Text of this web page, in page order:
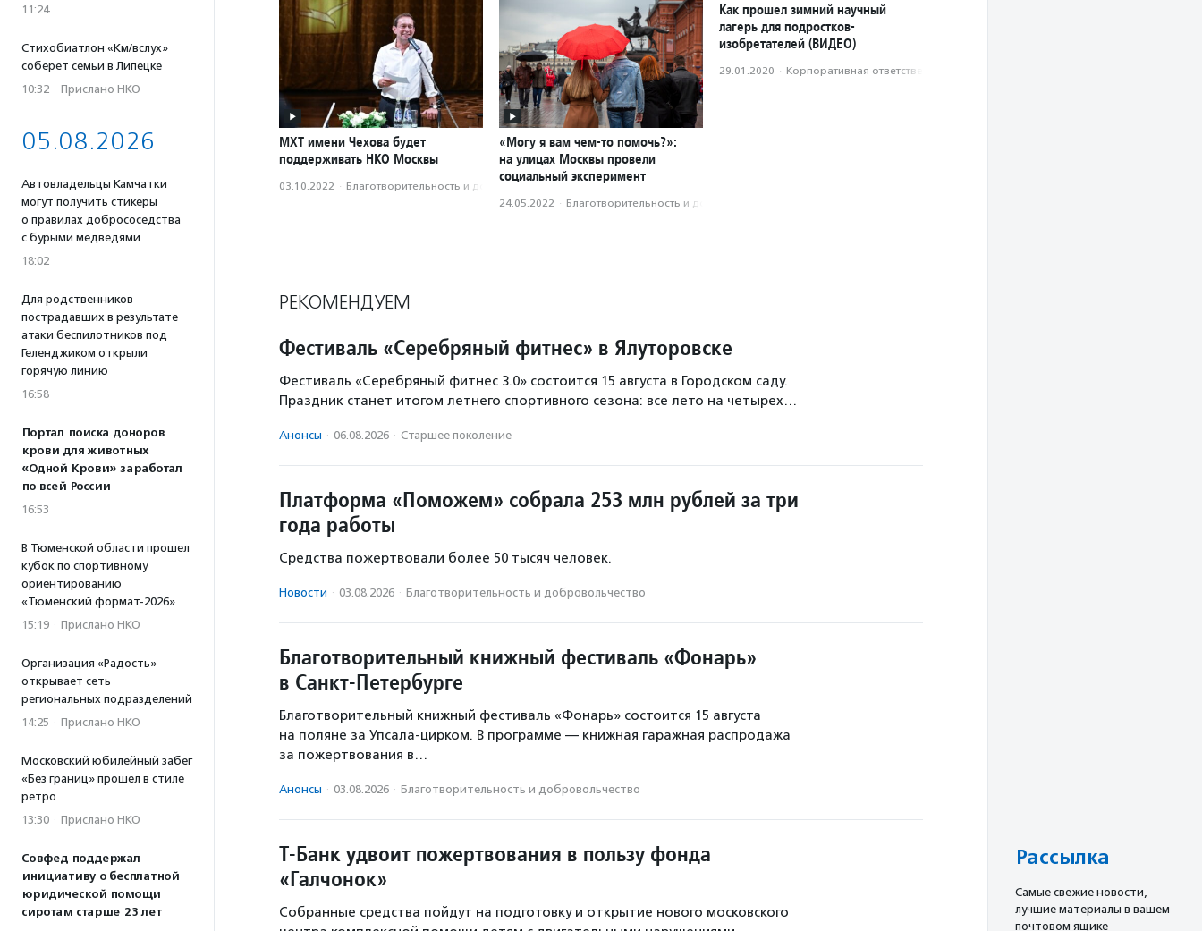
11:24
Стихобиатлон «Км/вслух»
соберет семьи в Липецке
10:32 · Прислано НКО
05.08.2026
Автовладельцы Камчатки
могут получить стикеры
о правилах добрососедства
с бурыми медведями
18:02
Для родственников
пострадавших в результате
атаки беспилотников под
Геленджиком открыли
горячую линию
16:58
Портал поиска доноров
крови для животных
«Одной Крови» заработал
по всей России
16:53
В Тюменской области прошел
кубок по спортивному
ориентированию
«Тюменский формат-2026»
15:19 · Прислано НКО
Организация «Радость»
открывает сеть
региональных подразделений
14:25 · Прислано НКО
Московский юбилейный забег
«Без границ» прошел в стиле
ретро
13:30 · Прислано НКО
Совфед поддержал
инициативу о бесплатной
юридической помощи
сиротам старше 23 лет
МХТ имени Чехова будет
поддерживать НКО Москвы
03.10.2022 · Благотвори­тель­ность и доброволь­чест­во
«Могу я вам чем-то помочь?»:
на улицах Москвы провели
социальный эксперимент
24.05.2022 · Благотвори­тель­ность и доброволь­чест­во
Как прошел зимний научный
лагерь для подростков-
изобретателей (ВИДЕО)
29.01.2020 · Корпоративная ответственность
РЕКОМЕНДУЕМ
Фестиваль «Серебряный фитнес» в Ялуторовске
Фестиваль «Серебряный фитнес 3.0» состоится 15 августа в Городском саду.
Праздник станет итогом летнего спортивного сезона: все лето на четырех…
Анонсы · 06.08.2026 · Старшее поколение
Платформа «Поможем» собрала 253 млн рублей за три
года работы
Средства пожертвовали более 50 тысяч человек.
Новости · 03.08.2026 · Благотвори­тель­ность и доброволь­чест­во
Благотворительный книжный фестиваль «Фонарь»
в Санкт-Петербурге
Благотворительный книжный фестиваль «Фонарь» состоится 15 августа
на поляне за Упсала-цирком. В программе — книжная гаражная распродажа
за пожертвования в…
Анонсы · 03.08.2026 · Благотвори­тель­ность и доброволь­чест­во
Т-Банк удвоит пожертвования в пользу фонда
«Галчонок»
Собранные средства пойдут на подготовку и открытие нового московского
Рассылка
Cамые свежие новости,
лучшие материалы в вашем
почтовом ящике